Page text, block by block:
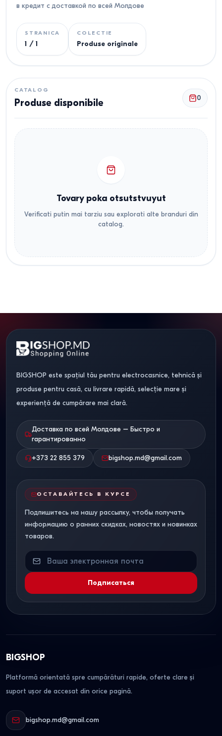
в кредит с доставкой по всей Молдове
STRANICA
1 / 1
COLECTIE
Produse originale
CATALOG
Produse disponibile 0
Tovary poka otsutstvuyut
Verificati putin mai tarziu sau explorati alte branduri din
catalog.
BIGSHOP este spațiul tău pentru electrocasnice, tehnică și
produse pentru casă, cu livrare rapidă, selecție mare și
experiență de cumpărare mai clară.
Доставка по всей Молдове – Быстро и
гарантированно
+373 22 855 379 bigshop.md@gmail.com
ОСТАВАЙТЕСЬ В КУРСЕ
Подпишитесь на нашу рассылку, чтобы получать
информацию о ранних скидках, новостях и новинках
товаров.
Подписаться
BIGSHOP
Platformă orientată spre cumpărături rapide, oferte clare și
suport ușor de accesat din orice pagină.
bigshop.md@gmail.com